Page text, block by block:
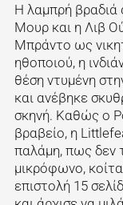
Η λαμπρή βραδιά
Μουρ και η Λιβ
Μπράντο ως
ηθοποιού, η
θέση ντυμένη
και ανέβηκε
σκηνή. Καθώς ο
βραβείο, η
παλάμη, πως δεν
μικρόφωνο,
επιστολή 15